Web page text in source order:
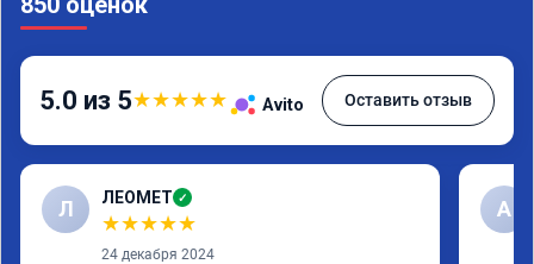
5.0 из 5★★★★★ Avito Оставить отзыв
Л ЛЕОМЕТ ✓
★★★★★
24 декабря 2024
А